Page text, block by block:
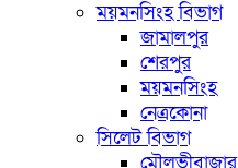
ময়মনসিংহ বিভাগ
জামালপুর
শেরপুর
ময়মনসিংহ
নেত্রকোনা
সিলেট বিভাগ